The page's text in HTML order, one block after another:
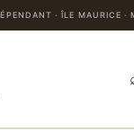
· ÎLE MAURICE